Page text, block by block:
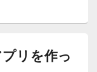
リを作っ